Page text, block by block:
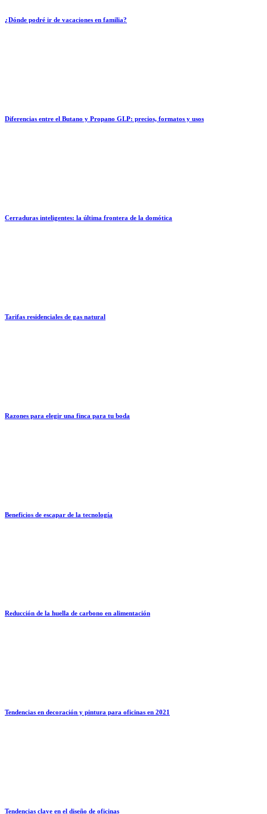
¿Dónde podré ir de vacaciones en familia?
Diferencias entre el Butano y Propano GLP: precios, formatos y usos
Cerraduras inteligentes: la última frontera de la domótica
Tarifas residenciales de gas natural
Razones para elegir una finca para tu boda
Beneficios de escapar de la tecnología
Reducción de la huella de carbono en alimentación
Tendencias en decoración y pintura para oficinas en 2021
Tendencias clave en el diseño de oficinas